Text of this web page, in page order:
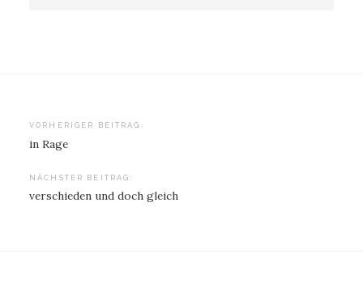
Beitragsnavigation
VORHERIGER BEITRAG:
in Rage
NÄCHSTER BEITRAG:
verschieden und doch gleich